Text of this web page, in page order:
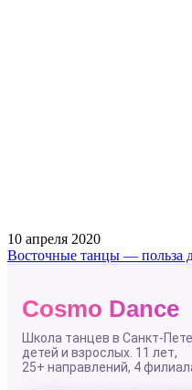
10 апреля 2020
Восточные танцы — польза
Cosmo Dance
Школа танцев в Санкт-
детей и взрослых. 11 лет,
25+ направлений, 4